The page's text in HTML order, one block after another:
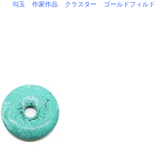
勾玉 作家作品 クラスター ゴールドフィルド